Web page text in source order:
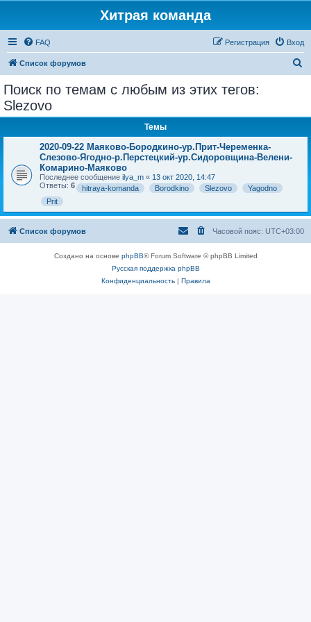
Хитрая команда
FAQ Вход
Регистрация
Список форумов
Поиск по темам с любым из этих тегов:
Slezovo
Темы
2020-09-22 Маяково-Бородкино-ур.Прит-Череменка-
Слезово-Ягодно-р.Перстецкий-ур.Сидоровщина-Велени-
Комарино-Маяково
Последнее сообщение ilya_m « 13 окт 2020, 14:47
Ответы: 6 hitraya-komanda Borodkino Slezovo
Yagodno
Prit
Список форумов Часовой пояс: UTC+03:00
Создано на основе phpBB® Forum Software © phpBB Limited
Русская поддержка phpBB
Конфиденциальность| Правила